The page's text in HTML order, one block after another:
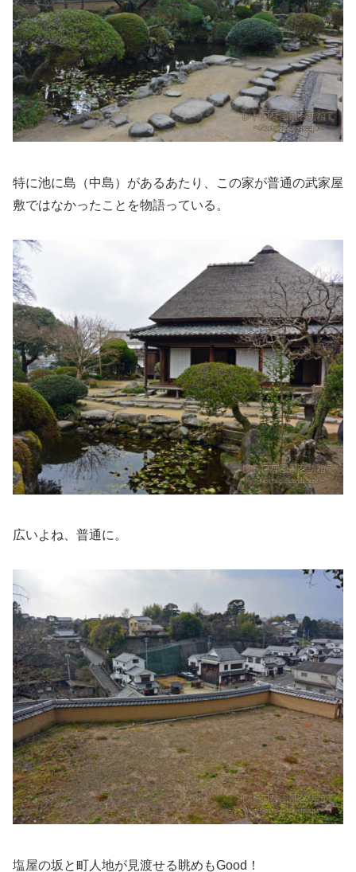
特に池に島（中島）があるあたり、この家が普通の武家屋
敷ではなかったことを物語っている。
広いよね、普通に。
塩屋の坂と町人地が見渡せる眺めもGood！